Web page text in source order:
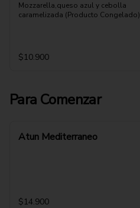
Mozzarella,queso azul y cebolla
caramelizada (Producto Congelado)
$10.900
Para Comenzar
Atun Mediterraneo
$14.900